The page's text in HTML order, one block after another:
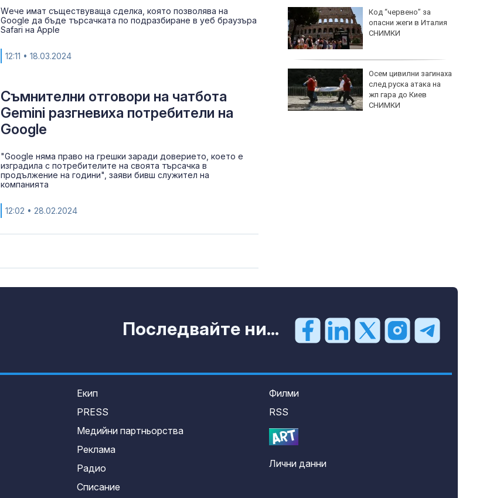
Wече имат съществуваща сделка, която позволява на
Google да бъде търсачката по подразбиране в уеб браузъра
Safari на Apple
12:11 • 18.03.2024
Съмнителни отговори на чатбота
Gemini разгневиха потребители на
Google
"Google няма право на грешки заради доверието, което е
изградила с потребителите на своята търсачка в
продължение на години", заяви бивш служител на
компанията
12:02 • 28.02.2024
Код “червено” за
опасни жеги в Италия
СНИМКИ
Осем цивилни загинаха
след руска атака на
жп гара до Киев
СНИМКИ
Последвайте ни...
Екип
PRESS
Медийни партньорства
Реклама
Радио
Списание
Филми
RSS
Лични данни